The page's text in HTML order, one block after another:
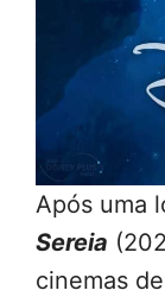
Após uma
Sereia
cinemas